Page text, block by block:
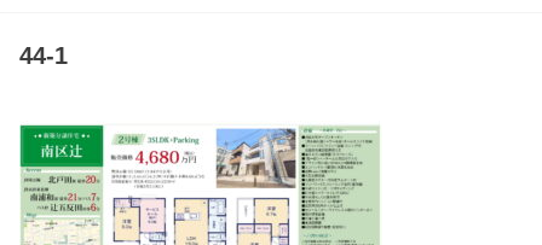
44-1